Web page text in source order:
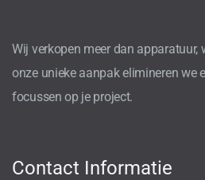
Wij verkopen meer dan apparatuur,
onze unieke aanpak elimineren we
focussen op je project.
Contact Informatie